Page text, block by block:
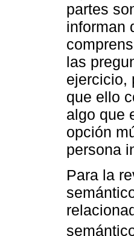
partes
informan
las
ejercicio,
que ello
algo que
opción
persona
Para la